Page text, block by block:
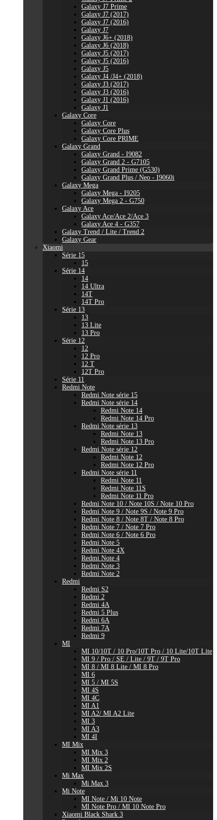
Galaxy J7 Prime
Galaxy J7 (2017)
Galaxy J7 (2016)
Galaxy J7
Galaxy J6+ (2018)
Galaxy J6 (2018)
Galaxy J5 (2017)
Galaxy J5 (2016)
Galaxy J5
Galaxy J4 /J4+ (2018)
Galaxy J3 (2017)
Galaxy J3 (2016)
Galaxy J1 (2016)
Galaxy J1
Galaxy Core
Galaxy Core
Galaxy Core Plus
Galaxy Core PRIME
Galaxy Grand
Galaxy Grand - I9082
Galaxy Grand 2 - G7105
Galaxy Grand Prime (G530)
Galaxy Grand Plus / Neo - I9060i
Galaxy Mega
Galaxy Mega - I9205
Galaxy Mega 2 - G750
Galaxy Ace
Galaxy Ace/Ace 2/Ace 3
Galaxy Ace 4 - G357
Galaxy Trend / Lite / Trend 2
Galaxy Gear
Xiaomi
Série 15
15
Série 14
14
14 Ultra
14T
14T Pro
Série 13
13
13 Lite
13 Pro
Série 12
12
12 Pro
12 T
12T Pro
Série 11
Redmi Note
Redmi Note série 15
Redmi Note série 14
Redmi Note 14
Redmi Note 14 Pro
Redmi Note série 13
Redmi Note 13
Redmi Note 13 Pro
Redmi Note série 12
Redmi Note 12
Redmi Note 12 Pro
Redmi Note série 11
Redmi Note 11
Redmi Note 11S
Redmi Note 11 Pro
Redmi Note 10 / Note 10S / Note 10 Pro
Redmi Note 9 / Note 9S / Note 9 Pro
Redmi Note 8 / Note 8T / Note 8 Pro
Redmi Note 7 / Note 7 Pro
Redmi Note 6 / Note 6 Pro
Redmi Note 5
Redmi Note 4X
Redmi Note 4
Redmi Note 3
Redmi Note 2
Redmi
Redmi S2
Redmi 2
Redmi 4A
Redmi 5 Plus
Redmi 6A
Redmi 7A
Redmi 9
MI
MI 10/10T / 10 Pro/10T Pro / 10 Lite/10T Lite
MI 9 / Pro / SE / Lite / 9T / 9T Pro
MI 8 / MI 8 Lite / MI 8 Pro
MI 6
MI 5 / MI 5S
MI 4S
MI 4C
MI A1
MI A2/ MI A2 Lite
MI 3
MI A3
MI 4I
MI Mix
MI Mix 3
MI Mix 2
MI Mix 2S
Mi Max
Mi Max 3
Mi Note
MI Note / Mi 10 Note
MI Note Pro / MI 10 Note Pro
Xiaomi Black Shark 3